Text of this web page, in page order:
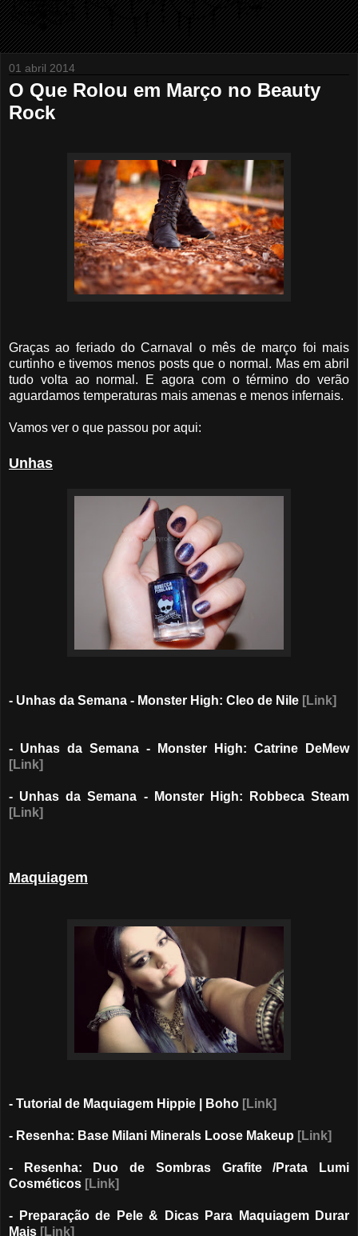
01 abril 2014
O Que Rolou em Março no Beauty
Rock
Graças ao feriado do Carnaval o mês de março foi mais
curtinho e tivemos menos posts que o normal. Mas em abril
tudo volta ao normal. E agora com o término do verão
aguardamos temperaturas mais amenas e menos infernais.
Vamos ver o que passou por aqui:
Unhas
- Unhas da Semana - Monster High: Cleo de Nile [Link]
- Unhas da Semana - Monster High: Catrine DeMew
[Link]
- Unhas da Semana - Monster High: Robbeca Steam
[Link]
Maquiagem
- Tutorial de Maquiagem Hippie | Boho [Link]
- Resenha: Base Milani Minerals Loose Makeup [Link]
- Resenha: Duo de Sombras Grafite /Prata Lumi
Cosméticos [Link]
- Preparação de Pele & Dicas Para Maquiagem Durar
Mais [Link]